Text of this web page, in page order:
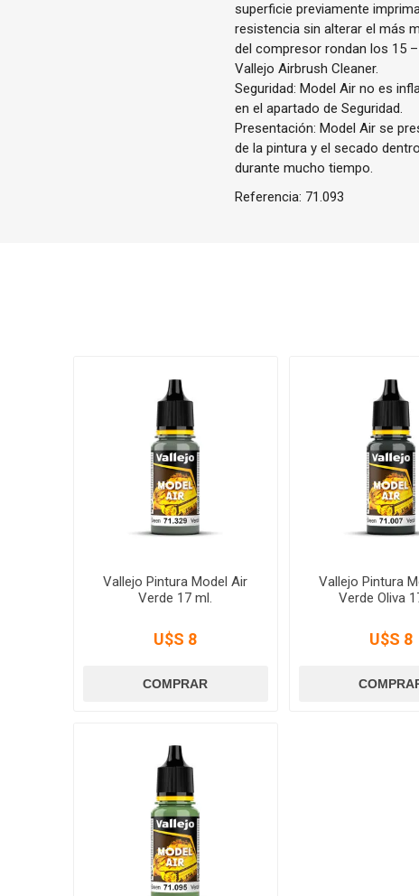
superficie previamente
resistencia sin alterar el más
del compresor rondan los 15
Vallejo Airbrush Cleaner.
Seguridad: Model Air no es
en el apartado de Seguridad.
Presentación: Model Air se
de la pintura y el secado
durante mucho tiempo.
Referencia: 71.093
Vallejo Pintura Model Air
Verde 17 ml.
U$S 8
Vallejo Pintura
Verde Oliva
U$S 8